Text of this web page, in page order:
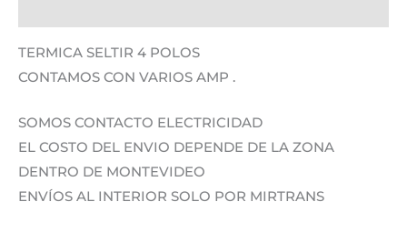
TERMICA SELTIR 4 POLOS
CONTAMOS CON VARIOS AMP .
SOMOS CONTACTO ELECTRICIDAD
EL COSTO DEL ENVIO DEPENDE DE LA ZONA
DENTRO DE MONTEVIDEO
ENVÍOS AL INTERIOR SOLO POR MIRTRANS